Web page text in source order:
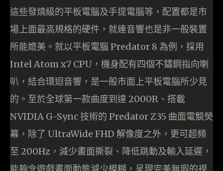
這些發燒級的平板電腦及手提電腦等，配置都是市
場上面最高規格的硬件，就連音響也是非一般裝置
所能媲美。就以平板電腦 Predator 8 為例，採用
Intel Atom x7 CPU，機身配有四個不鏽鋼指向喇
叭，結合環迴音響，是一般市面上平板電腦所少見
的。至於全球第一款曲度到達 2000R、搭載
NVIDIA G-Sync 技術的 Predator Z35 曲面電競熒
幕，除了 UltraWide FHD 解像度之外，更可超頻
至 200Hz，減少畫面撕裂、降低跳動及輸入延遲，